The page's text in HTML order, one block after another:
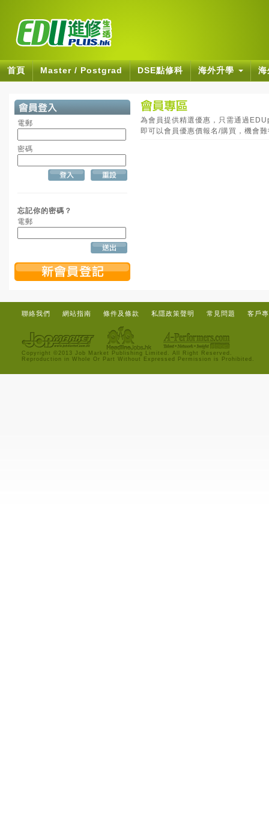
首頁 Master / Postgrad DSE點修科 海外升學
電郵
密碼
忘記你的密碼？
電郵
為會員提供精選優惠，只需通過
即可以會員優惠價報名/購買，機會
聯絡我們 網站指南 條件及條款 私隱政策聲明 常見問題 客戶
Copyright ©2013 Job Market Publishing Limited. All Right Reserved.
Reproduction in Whole Or Part Without Expressed Permission is Prohibited.